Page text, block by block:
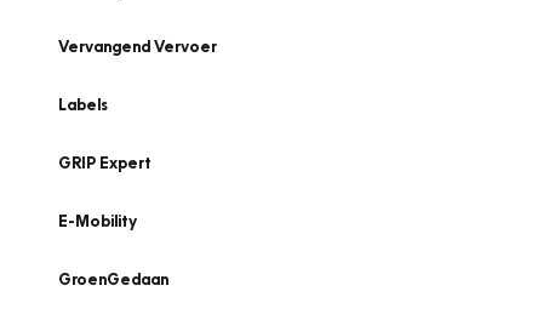
Vervangend Vervoer
Labels
GRIP Expert
E-Mobility
GroenGedaan